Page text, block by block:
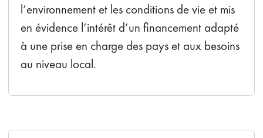
l’environnement et les conditions de vie et mis
en évidence l’intérêt d’un financement adapté
à une prise en charge des pays et aux besoins
au niveau local.